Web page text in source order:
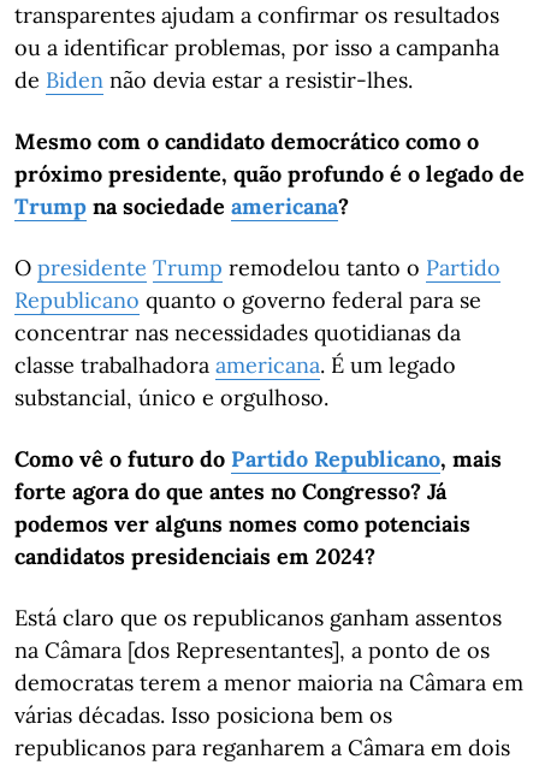
transparentes ajudam a confirmar os resultados
ou a identificar problemas, por isso a campanha
de Biden não devia estar a resistir-lhes.
Mesmo com o candidato democrático como o
próximo presidente, quão profundo é o legado de
Trump na sociedade americana?
O presidente Trump remodelou tanto o Partido
Republicano quanto o governo federal para se
concentrar nas necessidades quotidianas da
classe trabalhadora americana. É um legado
substancial, único e orgulhoso.
Como vê o futuro do Partido Republicano, mais
forte agora do que antes no Congresso? Já
podemos ver alguns nomes como potenciais
candidatos presidenciais em 2024?
Está claro que os republicanos ganham assentos
na Câmara [dos Representantes], a ponto de os
democratas terem a menor maioria na Câmara em
várias décadas. Isso posiciona bem os
republicanos para reganharem a Câmara em dois